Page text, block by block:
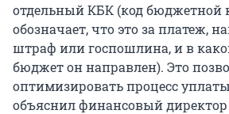
отдельный КБК (код бюджетной
обозначает, что это за платеж,
штраф или госпошлина, и в
бюджет он направлен). Это
оптимизировать процесс
объяснил финансовый